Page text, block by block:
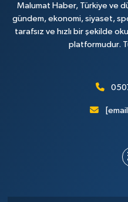
Malumat Haber, Türkiye ve
gündem, ekonomi, siyaset,
tarafsız ve hızlı bir şekilde
platformudur.